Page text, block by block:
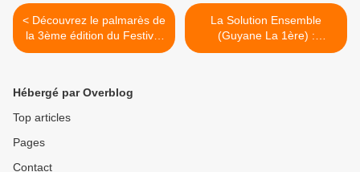
< Découvrez le palmarès de
la 3ème édition du Festival
International du Film
La Solution Ensemble
(Guyane La 1ère) :
Alexandra SILBERT
Hébergé par Overblog
Top articles
Pages
Contact